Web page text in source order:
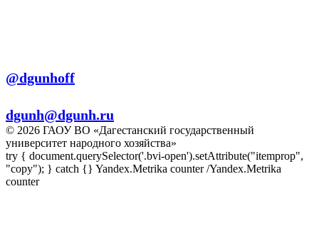
@dgunhoff
dgunh@dgunh.ru
© 2026 ГАОУ ВО «Дагестанский государственный
университет народного хозяйства»
try { document.querySelector('.bvi-open').setAttribute("itemprop",
"copy"); } catch {} Yandex.Metrika counter/Yandex.Metrika
counter